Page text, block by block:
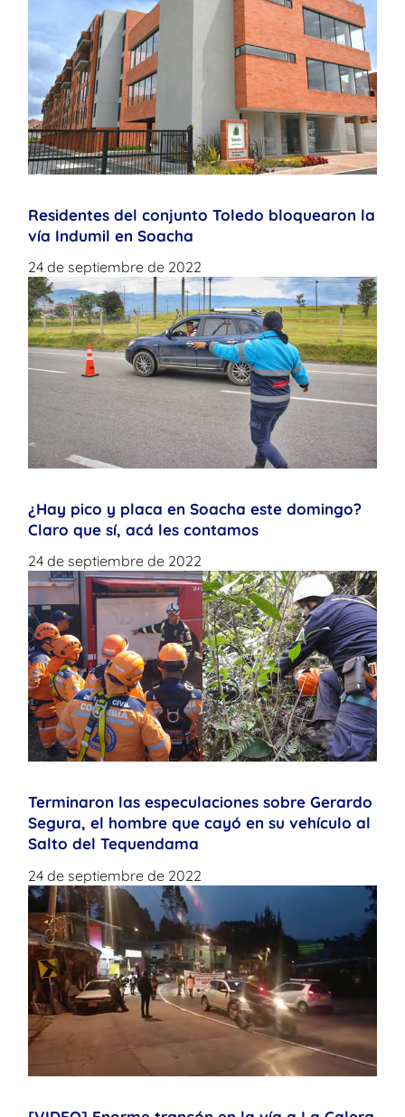
Residentes del conjunto Toledo bloquearon la
vía Indumil en Soacha
24 de septiembre de 2022
¿Hay pico y placa en Soacha este domingo?
Claro que sí, acá les contamos
24 de septiembre de 2022
Terminaron las especulaciones sobre Gerardo
Segura, el hombre que cayó en su vehículo al
Salto del Tequendama
24 de septiembre de 2022